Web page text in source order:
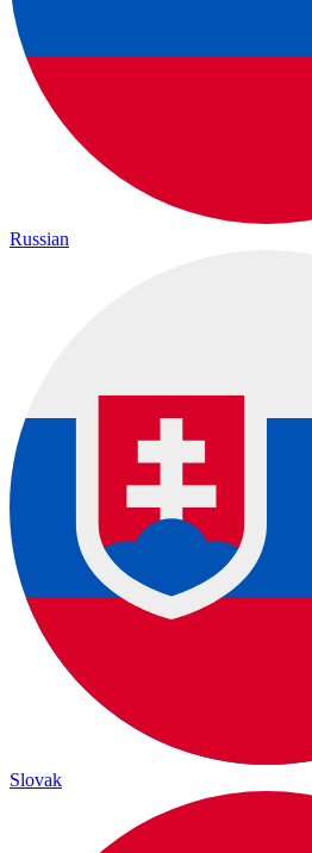
Russian
Slovak